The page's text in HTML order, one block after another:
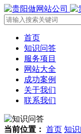
首页
知识问答
服务项目
网站大全
成功案例
关于我们
联系我们
当前位置： 首页 知